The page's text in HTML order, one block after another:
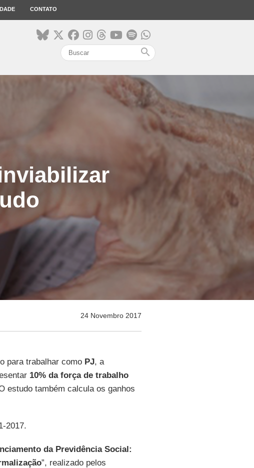
CONTATO
search
24 Novembro 2017
para trabalhar como PJ, a
10% da força de trabalho
estudo também calcula os ganhos
2017.
da Previdência Social:
”, realizado pelos